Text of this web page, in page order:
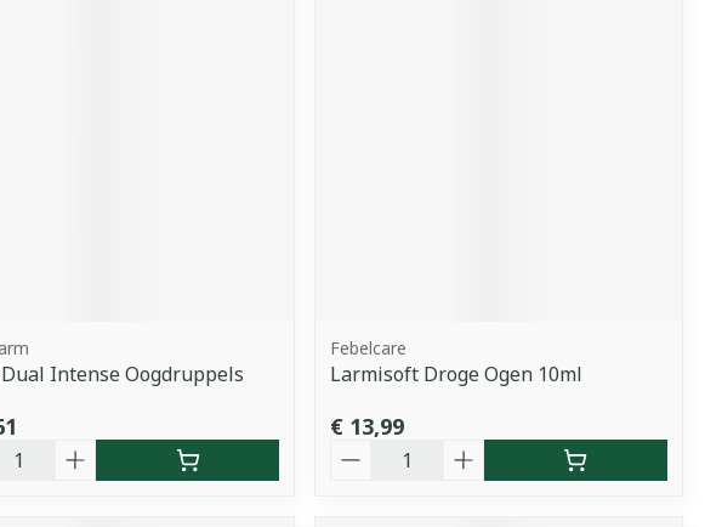
Dual Intense Oogdruppels
Febelcare
Larmisoft Droge Ogen 10ml
€ 13,99